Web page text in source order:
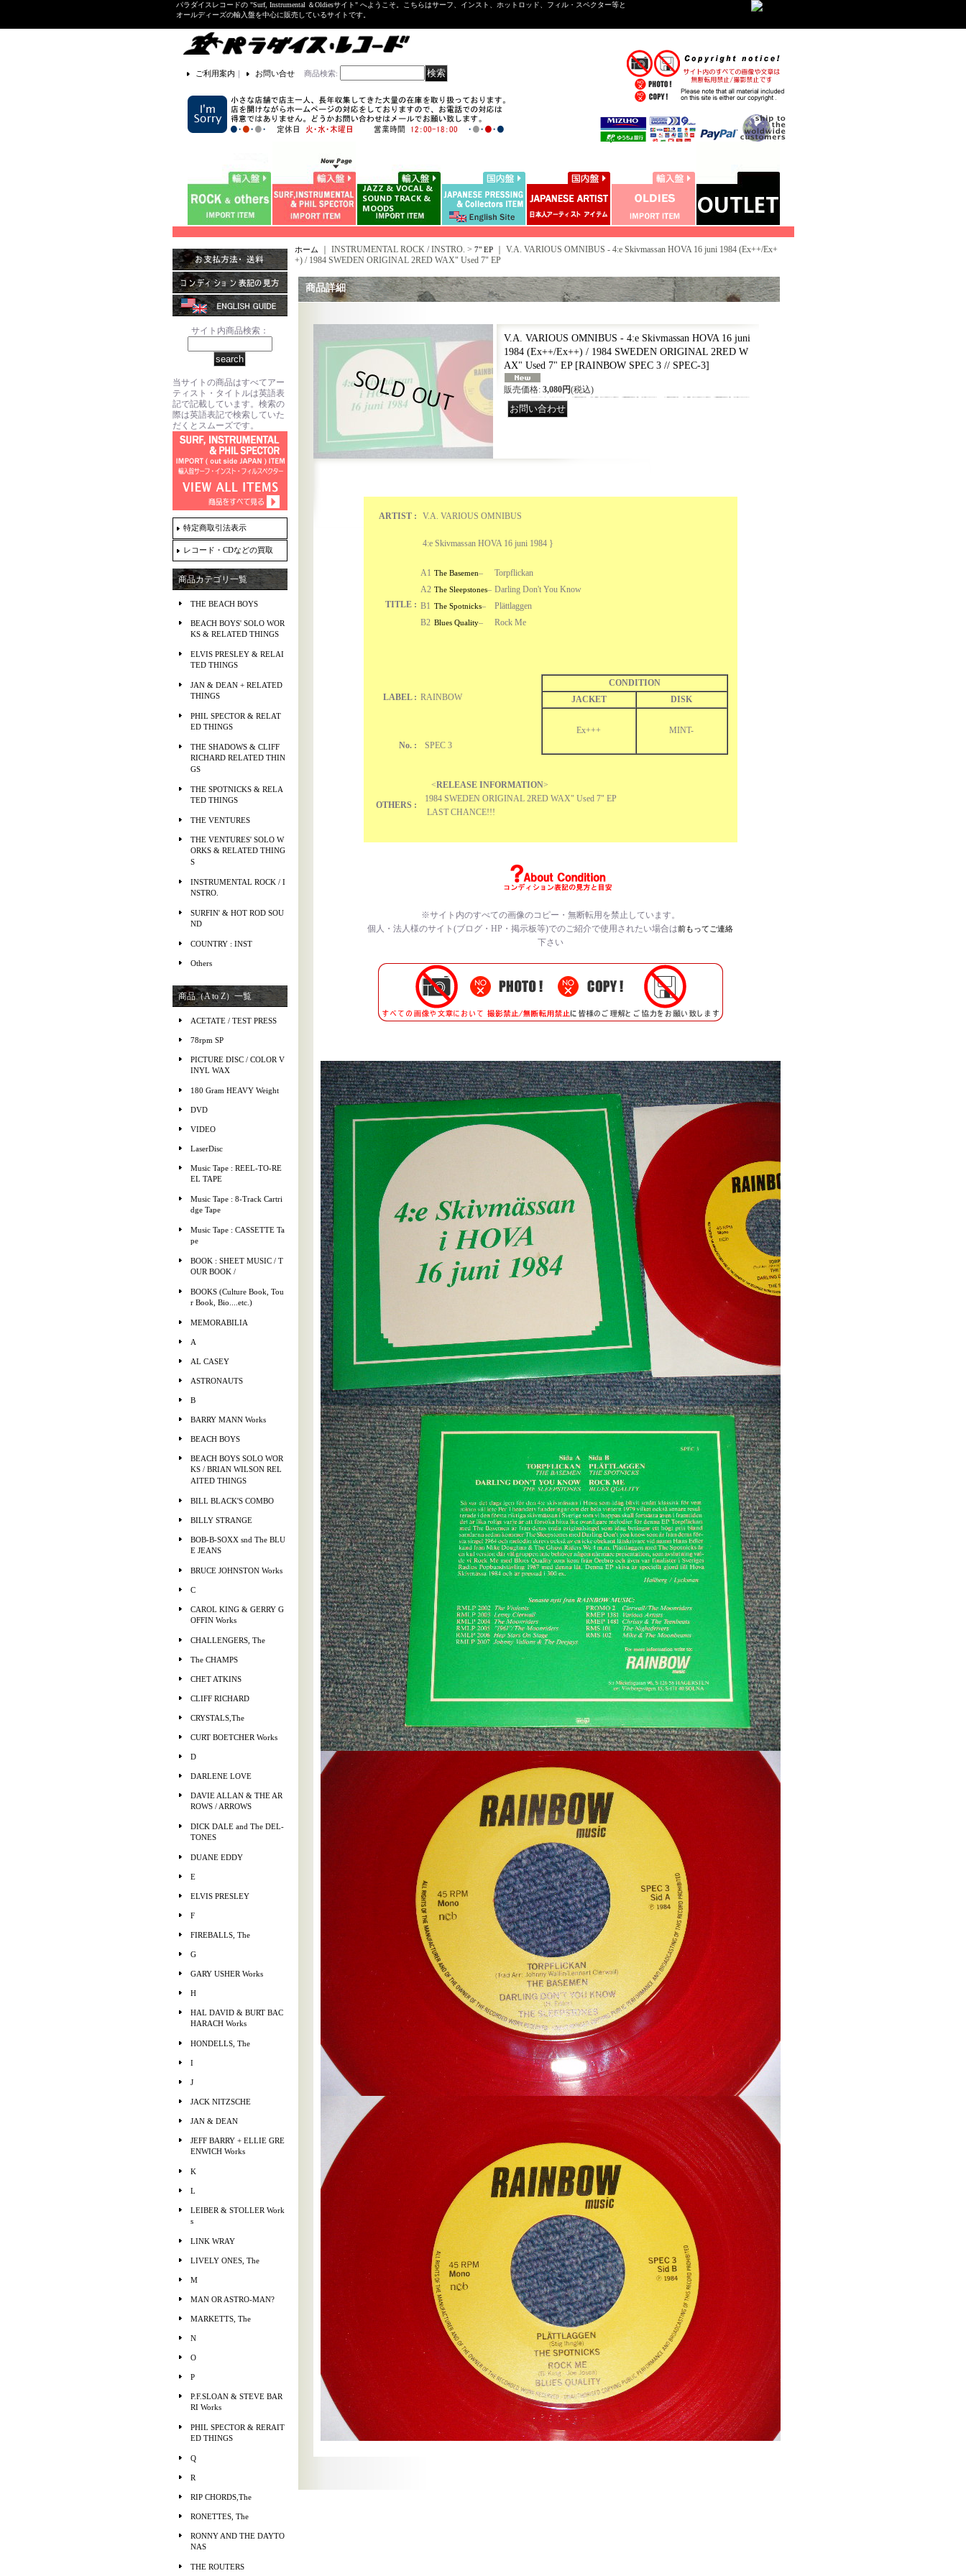
パラダイスレコードの "Surf, Instrumental ＆Oldiesサイト" へようこそ。こちらはサーフ、インスト、ホットロッド、フィル・スペクター等と
オールディーズの輸入盤を中心に販売しているサイトです。
ご利用案内 ｜ お問い合せ 商品検索:
サイト内商品検索：
当サイトの商品はすべてアー
ティスト・タイトルは英語表
記で記載しています。検索の
際は英語表記で検索していた
だくとスムーズです。
特定商取引法表示
レコード・CDなどの買取
商品カテゴリ一覧
THE BEACH BOYS
BEACH BOYS' SOLO WOR
KS & RELATED THINGS
ELVIS PRESLEY & RELAI
TED THINGS
JAN & DEAN + RELATED
THINGS
PHIL SPECTOR & RELAT
ED THINGS
THE SHADOWS & CLIFF
RICHARD RELATED THIN
GS
THE SPOTNICKS & RELA
TED THINGS
THE VENTURES
THE VENTURES' SOLO W
ORKS & RELATED THING
S
INSTRUMENTAL ROCK / I
NSTRO.
SURFIN' & HOT ROD SOU
ND
COUNTRY : INST
Others
商品（A to Z）一覧
ACETATE / TEST PRESS
78rpm SP
PICTURE DISC / COLOR V
INYL WAX
180 Gram HEAVY Weight
DVD
VIDEO
LaserDisc
Music Tape : REEL-TO-RE
EL TAPE
Music Tape : 8-Track Cartri
dge Tape
Music Tape : CASSETTE Ta
pe
BOOK : SHEET MUSIC / T
OUR BOOK /
BOOKS (Culture Book, Tou
r Book, Bio....etc.)
MEMORABILIA
A
AL CASEY
ASTRONAUTS
B
BARRY MANN Works
BEACH BOYS
BEACH BOYS SOLO WOR
KS / BRIAN WILSON REL
AITED THINGS
BILL BLACK'S COMBO
BILLY STRANGE
BOB-B-SOXX snd The BLU
E JEANS
BRUCE JOHNSTON Works
C
CAROL KING & GERRY G
OFFIN Works
CHALLENGERS, The
The CHAMPS
CHET ATKINS
CLIFF RICHARD
CRYSTALS,The
CURT BOETCHER Works
D
DARLENE LOVE
DAVIE ALLAN & THE AR
ROWS / ARROWS
DICK DALE and The DEL-
TONES
DUANE EDDY
E
ELVIS PRESLEY
F
FIREBALLS, The
G
GARY USHER Works
H
HAL DAVID & BURT BAC
HARACH Works
HONDELLS, The
I
J
JACK NITZSCHE
JAN & DEAN
JEFF BARRY + ELLIE GRE
ENWICH Works
K
L
LEIBER & STOLLER Work
s
LINK WRAY
LIVELY ONES, The
M
MAN OR ASTRO-MAN?
MARKETTS, The
N
O
P
P.F.SLOAN & STEVE BAR
RI Works
PHIL SPECTOR & RERAIT
ED THINGS
Q
R
RIP CHORDS,The
RONETTES, The
RONNY AND THE DAYTO
NAS
THE ROUTERS
ホーム ｜ INSTRUMENTAL ROCK / INSTRO. > 7" EP｜ V.A. VARIOUS OMNIBUS - 4:e Skivmassan HOVA 16 juni 1984 (Ex++/Ex+
+) / 1984 SWEDEN ORIGINAL 2RED WAX" Used 7" EP
商品詳細
V.A. VARIOUS OMNIBUS - 4:e Skivmassan HOVA 16 juni
1984 (Ex++/Ex++) / 1984 SWEDEN ORIGINAL 2RED W
AX" Used 7" EP [RAINBOW SPEC 3 // SPEC-3]
販売価格: 3,080円(税込)
ARTIST : V.A. VARIOUS OMNIBUS
TITLE :
4:e Skivmassan HOVA 16 juni 1984 }
A1 The Basemen–
Torpflickan
A2 The Sleepstones– Darling Don't You Know
B1 The Spotnicks–
Plättlaggen
B2 Blues Quality– Rock Me
LABEL : RAINBOW
CONDITION
JACKET
DISK
Ex+++
MINT-
No. :
SPEC 3
OTHERS :
<RELEASE INFORMATION>
1984 SWEDEN ORIGINAL 2RED WAX" Used 7" EP
LAST CHANCE!!!
※サイト内のすべての画像のコピー・無断転用を禁止 しています。
個人・法人様のサイト(ブログ・HP・掲示板等)でのご紹介で使用されたい場合は前もってご連絡
下さい